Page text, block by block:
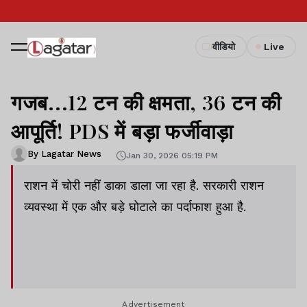
वीडियो Live
गजब...12 टन की क्षमता, 36 टन की
आपूर्ति! PDS में बड़ा फर्जीवाड़ा
By Lagatar News Jan 30, 2026 05:19 PM
राशन में चोरी नहीं डाका डाला जा रहा है. सरकारी राशन
व्यवस्था में एक और बड़े घोटाले का पर्दाफाश हुआ है.
Advertisement